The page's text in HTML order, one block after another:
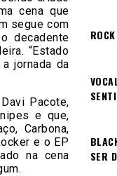
cena que
segue com
decadente
“Estado
jornada da
Pacote,
e que,
Carbona,
e o EP
na cena
SER